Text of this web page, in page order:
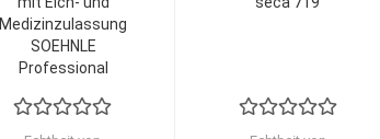
Medizinzulassung
SOEHNLE
Professional